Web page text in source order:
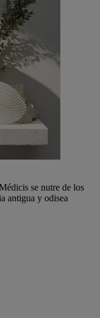
se nutre de los
antigua y odisea